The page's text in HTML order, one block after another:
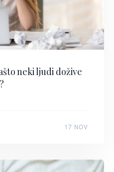
neki ljudi dožive
17 NOV